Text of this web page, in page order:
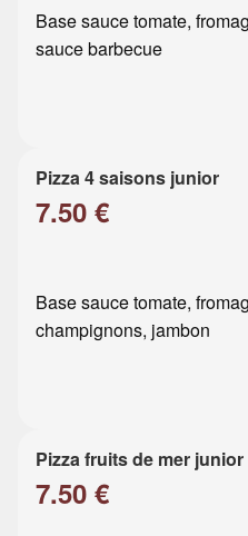
Base sauce tomate,
sauce barbecue
Pizza 4 saisons junior
7.50 €
Base sauce tomate,
champignons, jambon
Pizza fruits de mer junior
7.50 €